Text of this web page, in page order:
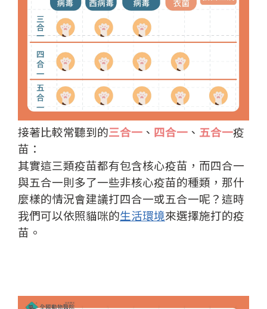
接著比較常聽到的三合一 、 四合一 、 五合一疫
苗：
其實這三類疫苗都有包含核心疫苗，而四合一
與五合一則多了一些非核心疫苗的種類，那什
麼樣的情況會建議打四合一或五合一呢？這時
我們可以依照貓咪的生活環境來選擇施打的疫
苗。